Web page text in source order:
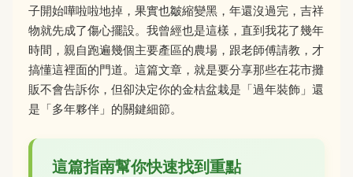
子開始嘩啦啦地掉，果實也皺縮變黑，年還沒過完，吉祥
物就先成了傷心擺設。我曾經也是這樣，直到我花了幾年
時間，親自跑遍幾個主要產區的農場，跟老師傅請教，才
搞懂這裡面的門道。這篇文章，就是要分享那些在花市攤
販不會告訴你，但卻決定你的金桔盆栽是「過年裝飾」還
是「多年夥伴」的關鍵細節。
這篇指南幫你快速找到重點